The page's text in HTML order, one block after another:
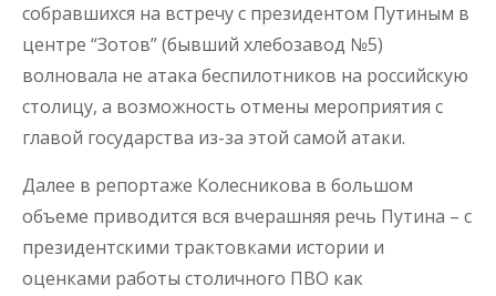
собравшихся на встречу с президентом Путиным в
центре “Зотов” (бывший хлебозавод №5)
волновала не атака беспилотников на российскую
столицу, а возможность отмены мероприятия с
главой государства из-за этой самой атаки.
Далее в репортаже Колесникова в большом
объеме приводится вся вчерашняя речь Путина – с
президентскими трактовками истории и
оценками работы столичного ПВО как